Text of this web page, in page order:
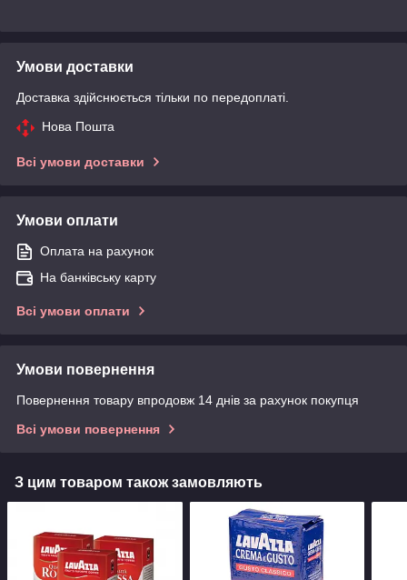
Умови доставки
Доставка здійснюється тільки по передоплаті.
Нова Пошта
Всі умови доставки
Умови оплати
Оплата на рахунок
На банківську карту
Всі умови оплати
Умови повернення
Повернення товару впродовж 14 днів за рахунок покупця
Всі умови повернення
З цим товаром також замовляють